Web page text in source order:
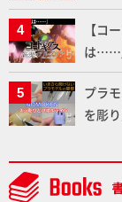
メラ
【コ
は……
プラ
を彫